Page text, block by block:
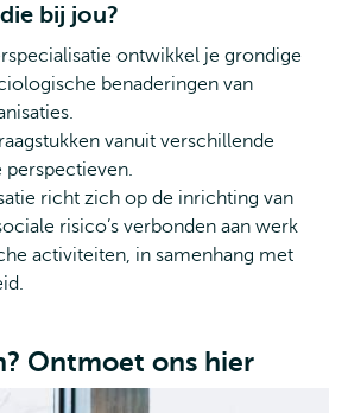
bij jou?
ontwikkel je grondige
benaderingen van
vanuit verschillende
richt zich op de inrichting van
risico’s verbonden aan werk
activiteiten, in samenhang met
Ontmoet ons hier